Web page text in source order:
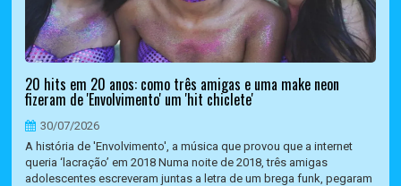
20 hits em 20 anos: como três amigas e uma make neon
fizeram de 'Envolvimento' um 'hit chiclete'
30/07/2026
A história de 'Envolvimento', a música que provou que a internet
queria ‘lacração’ em 2018 Numa noite de 2018, três amigas
adolescentes escreveram juntas a letra de um brega funk, pegaram